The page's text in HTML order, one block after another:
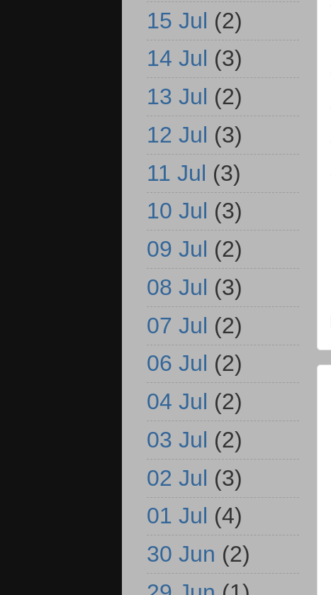
15 Jul (2)
14 Jul (3)
13 Jul (2)
12 Jul (3)
11 Jul (3)
10 Jul (3)
09 Jul (2)
08 Jul (3)
07 Jul (2)
06 Jul (2)
04 Jul (2)
03 Jul (2)
02 Jul (3)
01 Jul (4)
30 Jun (2)